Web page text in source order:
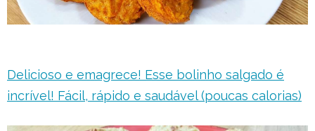
Delicioso e emagrece! Esse bolinho salgado é
incrível! Fácil, rápido e saudável (poucas calorias)